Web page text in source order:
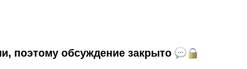
поэтому обсуждение закрыто